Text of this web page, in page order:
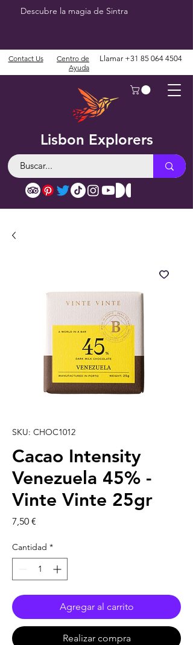
Descubre la magia de Sintra
Lisbon Explorers
Contact Us
Centro de
Ayuda
Llamar +31 85 064 4504
SKU: CHOC1012
Cacao Intensity
Venezuela 45% -
Vinte Vinte 25gr
7,50 €
Cantidad *
Agregar al carrito
Realizar compra